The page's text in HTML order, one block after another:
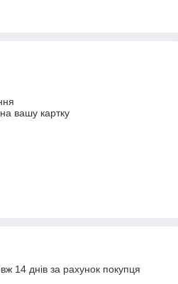
вашу картку
14 днів за рахунок покупця